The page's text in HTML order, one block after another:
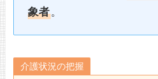
象者。
介護状況の把握